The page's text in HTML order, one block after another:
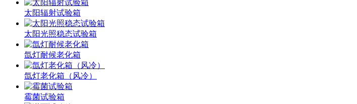
太阳辐射试验箱
太阳光照稳态试验箱
氙灯耐候老化箱
氙灯老化箱（风冷）
霉菌试验箱